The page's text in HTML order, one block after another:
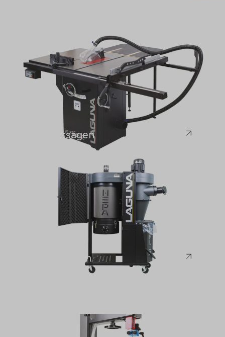
Tischkreissägen
Absauganlagen